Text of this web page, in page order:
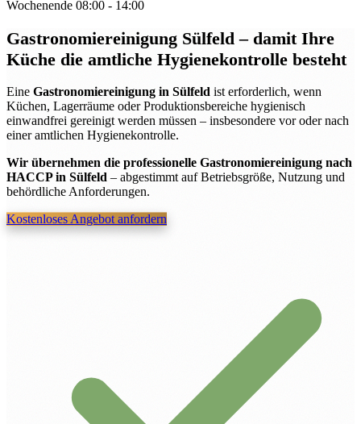
Wochenende 08:00 - 14:00
Gastronomiereinigung Sülfeld– damit Ihre
Küche die amtliche Hygienekontrolle besteht
Eine Gastronomiereinigung in Sülfeld ist erforderlich, wenn
Küchen, Lagerräume oder Produktionsbereiche hygienisch
einwandfrei gereinigt werden müssen – insbesondere vor oder nach
einer amtlichen Hygienekontrolle.
Wir übernehmen die professionelle Gastronomiereinigung nach
HACCP in Sülfeld – abgestimmt auf Betriebsgröße, Nutzung und
behördliche Anforderungen.
Kostenloses Angebot anfordern